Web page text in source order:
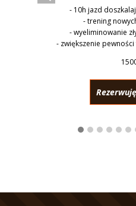
- 10h jazd
- trening
- wyeliminowanie
- zwiększenie
ous